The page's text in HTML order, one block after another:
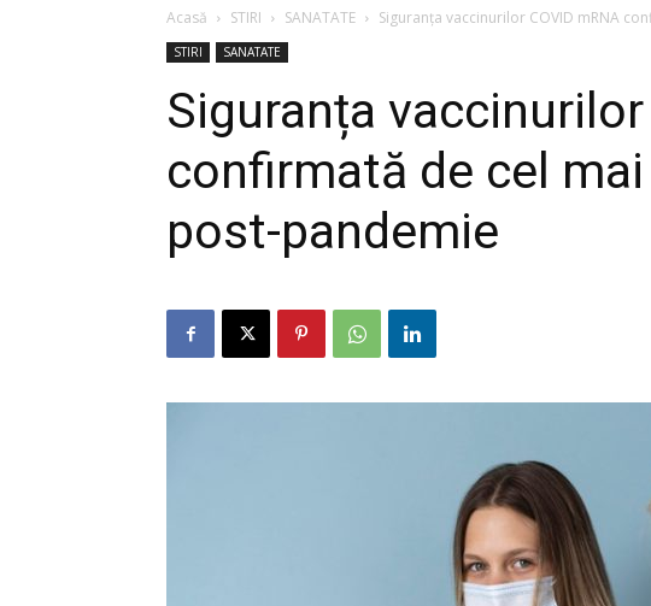
Acasă STIRI SANATATE Siguranța vaccinurilor COVID mRNA
STIRI SANATATE
Siguranța vaccinurilor
confirmată de cel
post-pandemie